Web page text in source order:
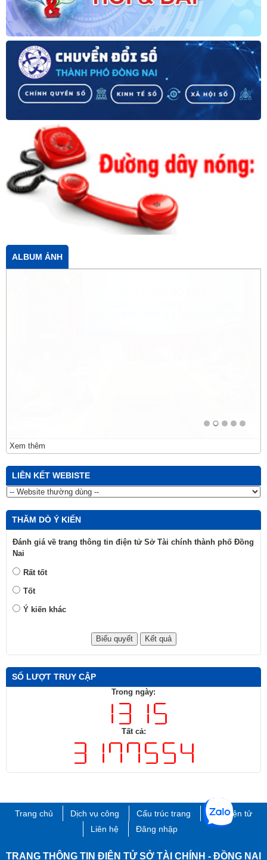
ALBUM ẢNH
Xem thêm
LIÊN KẾT WEBISTE
THĂM DÒ Ý KIẾN
Đánh giá về trang thông tin điện tử Sở Tài chính thành phố Đồng
Nai
Rất tốt
Tốt
Ý kiến khác
SỐ LƯỢT TRUY CẬP
Trong ngày:
Tất cả:
Trang chủ Dịch vụ công Cấu trúc trang
Thư điện tử
Liên hệ
Đăng nhập
TRANG THÔNG TIN ĐIỆN TỬ SỞ TÀI CHÍNH - ĐỒNG NAI